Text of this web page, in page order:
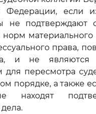
Федерации, если
не подтверждают
материального
права,
и не являются
для пересмотра
порядке, а также
находят